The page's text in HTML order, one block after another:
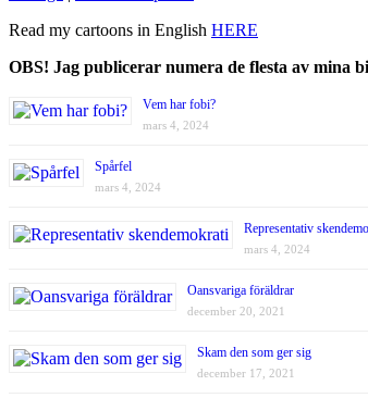
Read my cartoons in English HERE
OBS! Jag publicerar numera de flesta av mina
Vem har fobi?
mars 4, 2024
Spårfel
mars 4, 2024
Representativ
mars 4, 2024
Oansvariga föräldrar
december 20, 2021
Skam den som ger sig
december 17, 2021